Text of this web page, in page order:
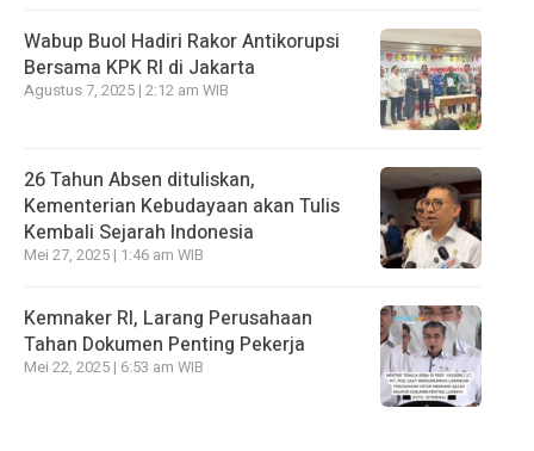
Wabup Buol Hadiri Rakor Antikorupsi
Bersama KPK RI di Jakarta
Agustus 7, 2025 | 2:12 am WIB
26 Tahun Absen dituliskan,
Kementerian Kebudayaan akan Tulis
Kembali Sejarah Indonesia
Mei 27, 2025 | 1:46 am WIB
Kemnaker RI, Larang Perusahaan
Tahan Dokumen Penting Pekerja
Mei 22, 2025 | 6:53 am WIB